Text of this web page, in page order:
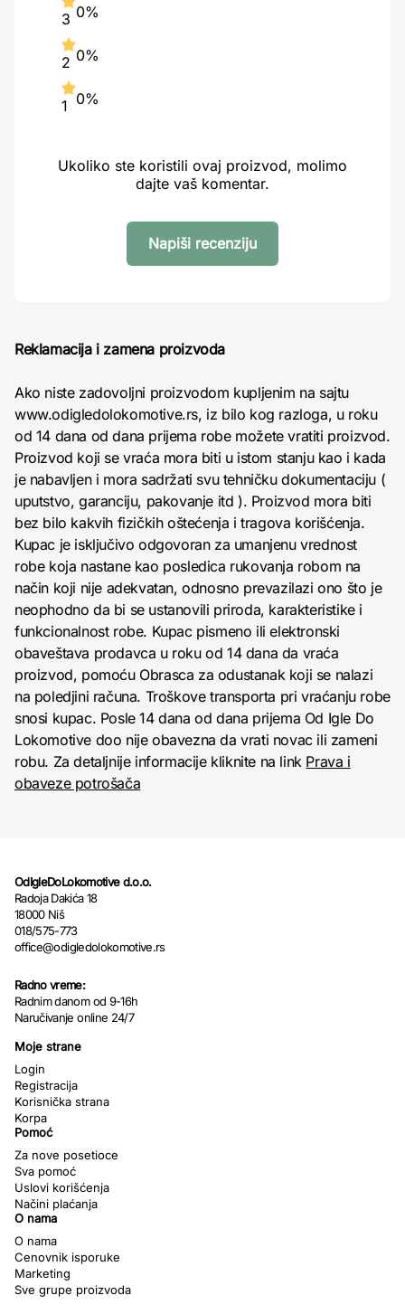
3 0%
2 0%
1 0%
Ukoliko ste koristili ovaj proizvod, molimo
dajte vaš komentar.
Napiši recenziju
Reklamacija i zamena proizvoda
Ako niste zadovoljni proizvodom kupljenim na sajtu
www.odigledolokomotive.rs, iz bilo kog razloga, u roku
od 14 dana od dana prijema robe možete vratiti proizvod.
Proizvod koji se vraća mora biti u istom stanju kao i kada
je nabavljen i mora sadržati svu tehničku dokumentaciju (
uputstvo, garanciju, pakovanje itd ). Proizvod mora biti
bez bilo kakvih fizičkih oštećenja i tragova korišćenja.
Kupac je isključivo odgovoran za umanjenu vrednost
robe koja nastane kao posledica rukovanja robom na
način koji nije adekvatan, odnosno prevazilazi ono što je
neophodno da bi se ustanovili priroda, karakteristike i
funkcionalnost robe. Kupac pismeno ili elektronski
obaveštava prodavca u roku od 14 dana da vraća
proizvod, pomoću Obrasca za odustanak koji se nalazi
na poledjini računa. Troškove transporta pri vraćanju robe
snosi kupac. Posle 14 dana od dana prijema Od Igle Do
Lokomotive doo nije obavezna da vrati novac ili zameni
robu. Za detaljnije informacije kliknite na link Prava i
obaveze potrošača
OdIgleDoLokomotive d.o.o.
Radoja Dakića 18
18000 Niš
018/575-773
office@odigledolokomotive.rs
Radno vreme:
Radnim danom od 9-16h
Naručivanje online 24/7
Moje strane
Login
Registracija
Korisnička strana
Korpa
Pomoć
Za nove posetioce
Sva pomoć
Uslovi korišćenja
Načini plaćanja
O nama
O nama
Cenovnik isporuke
Marketing
Sve grupe proizvoda